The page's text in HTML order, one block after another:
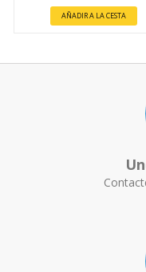
AÑADIR A LA CESTA